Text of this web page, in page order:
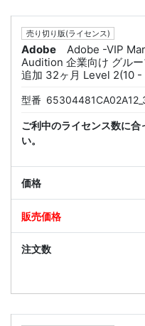
売り切り版(ライセンス)
Adobe
Adobe -VIP
Audition 企業向け グル
追加 32ヶ月 Level 2(10 -
型番
ご利中のライセンス数に
い。